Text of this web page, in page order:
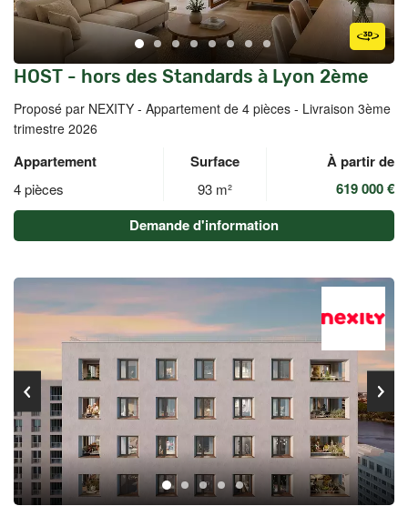
HOST - hors des Standards à Lyon 2ème
Proposé par NEXITY - Appartement de 4 pièces - Livraison 3ème
trimestre 2026
Appartement Surface À partir de
4 pièces 93 m²
619 000 €
Demande d'information